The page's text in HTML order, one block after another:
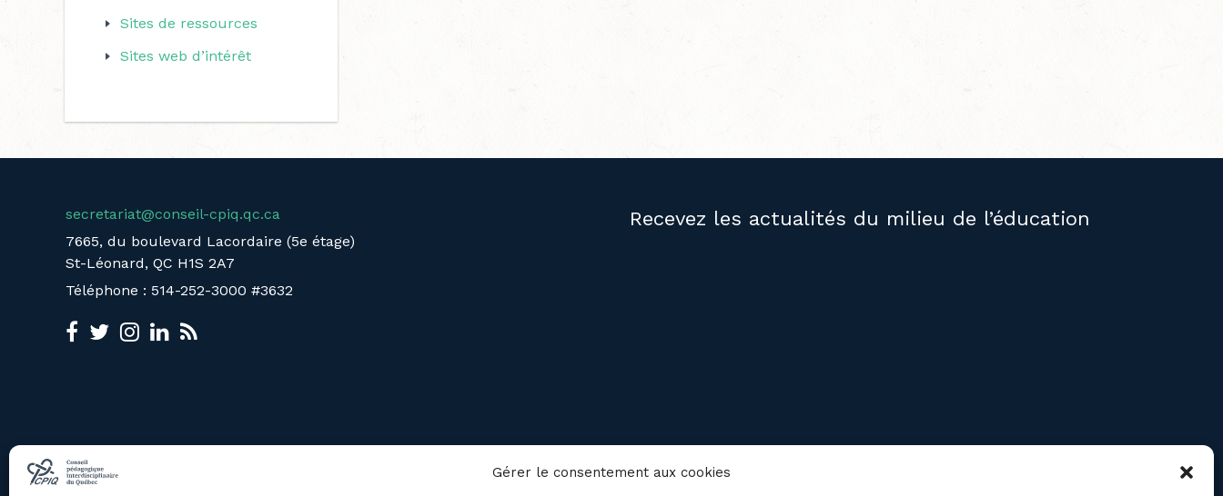
Gérer le consentement aux cookies
Sites de ressources
Sites web d’intérêt
secretariat@conseil-cpiq.qc.ca
7665, du boulevard Lacordaire (5e étage)
St-Léonard, QC H1S 2A7
Téléphone : 514-252-3000 #3632
Recevez les actualités du milieu de l’éducation
LE CPIQ
PUBLICATIONS
NOUS JOINDRE